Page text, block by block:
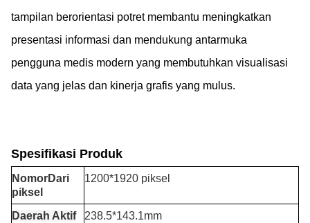
tampilan berorientasi potret membantu meningkatkan
presentasi informasi dan mendukung antarmuka
pengguna medis modern yang membutuhkan visualisasi
data yang jelas dan kinerja grafis yang mulus.
Spesifikasi Produk
NomorDari
piksel
1200*1920 piksel
Daerah Aktif 238.5*143.1mm